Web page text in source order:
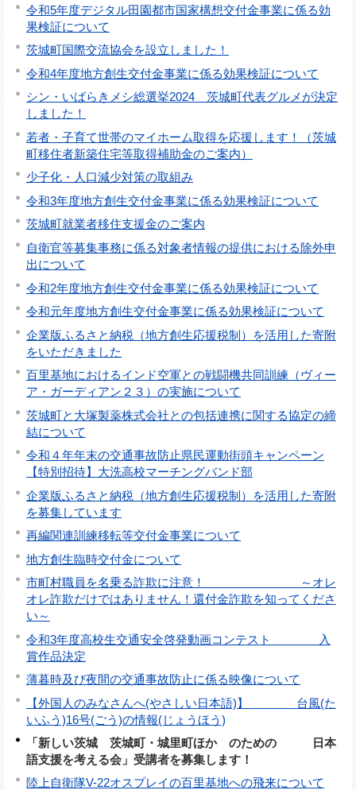
令和5年度デジタル田園都市国家構想交付金事業に係る効
果検証について
茨城町国際交流協会を設立しました！
令和4年度地方創生交付金事業に係る効果検証について
シン・いばらきメシ総選挙2024 茨城町代表グルメが決定
しました！
若者・子育て世帯のマイホーム取得を応援します！（茨城
町移住者新築住宅等取得補助金のご案内）
少子化・人口減少対策の取組み
令和3年度地方創生交付金事業に係る効果検証について
茨城町就業者移住支援金のご案内
自衛官等募集事務に係る対象者情報の提供における除外申
出について
令和2年度地方創生交付金事業に係る効果検証について
令和元年度地方創生交付金事業に係る効果検証について
企業版ふるさと納税（地方創生応援税制）を活用した寄附
をいただきました
百里基地におけるインド空軍との戦闘機共同訓練（ヴィー
ア・ガーディアン２３）の実施について
茨城町と大塚製薬株式会社との包括連携に関する協定の締
結について
令和４年年末の交通事故防止県民運動街頭キャンペーン
【特別招待】大洗高校マーチングバンド部
企業版ふるさと納税（地方創生応援税制）を活用した寄附
を募集しています
再編関連訓練移転等交付金事業について
地方創生臨時交付金について
市町村職員を名乗る詐欺に注意！ ～オレ
オレ詐欺だけではありません！還付金詐欺を知ってくださ
い～
令和3年度高校生交通安全啓発動画コンテスト 入
賞作品決定
薄暮時及び夜間の交通事故防止に係る映像について
【外国人のみなさんへ(やさしい日本語)】 台風(た
いふう)16号(ごう)の情報(じょうほう)
「新しい茨城 茨城町・城里町ほか のための 日本
語支援を考える会」受講者を募集します！
陸上自衛隊V-22オスプレイの百里基地への飛来について